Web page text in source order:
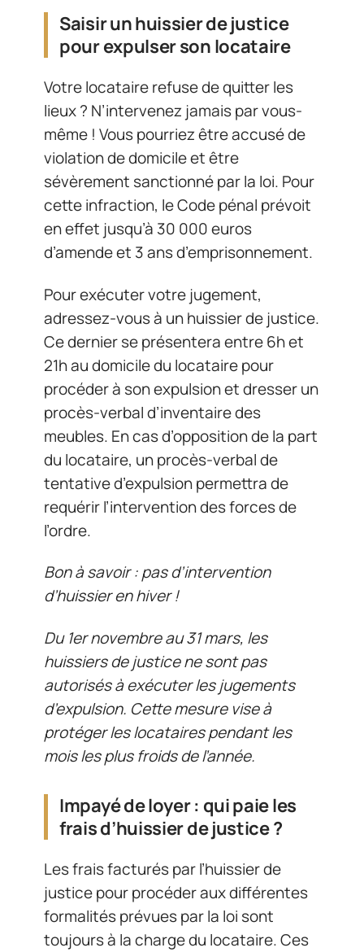
Saisir un huissier de justice
pour expulser son locataire
Votre locataire refuse de quitter les
lieux ? N’intervenez jamais par vous-
même ! Vous pourriez être accusé de
violation de domicile et être
sévèrement sanctionné par la loi. Pour
cette infraction, le Code pénal prévoit
en effet jusqu’à 30 000 euros
d’amende et 3 ans d’emprisonnement.
Pour exécuter votre jugement,
adressez-vous à un huissier de justice.
Ce dernier se présentera entre 6h et
21h au domicile du locataire pour
procéder à son expulsion et dresser un
procès-verbal d’inventaire des
meubles. En cas d’opposition de la part
du locataire, un procès-verbal de
tentative d’expulsion permettra de
requérir l’intervention des forces de
l’ordre.
Bon à savoir : pas d’intervention
d’huissier en hiver !
Du 1er novembre au 31 mars, les
huissiers de justice ne sont pas
autorisés à exécuter les jugements
d’expulsion. Cette mesure vise à
protéger les locataires pendant les
mois les plus froids de l’année.
Impayé de loyer : qui paie les
frais d’huissier de justice ?
Les frais facturés par l’huissier de
justice pour procéder aux différentes
formalités prévues par la loi sont
toujours à la charge du locataire. Ces